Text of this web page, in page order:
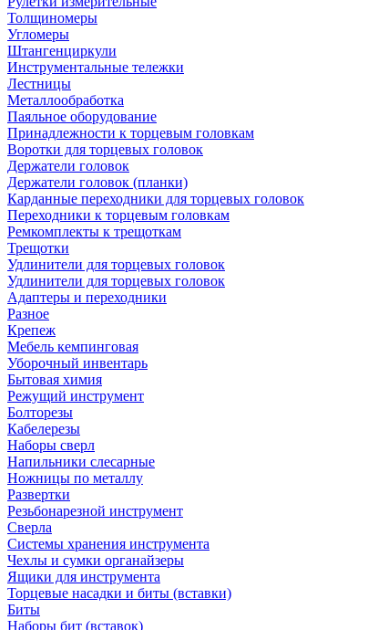
Толщиномеры
Угломеры
Штангенциркули
Инструментальные тележки
Лестницы
Металлообработка
Паяльное оборудование
Принадлежности к торцевым головкам
Воротки для торцевых головок
Держатели головок
Держатели головок (планки)
Карданные переходники для торцевых головок
Переходники к торцевым головкам
Ремкомплекты к трещоткам
Трещотки
Удлинители для торцевых головок
Удлинители для торцевых головок
Адаптеры и переходники
Разное
Крепеж
Мебель кемпинговая
Уборочный инвентарь
Бытовая химия
Режущий инструмент
Болторезы
Кабелерезы
Наборы сверл
Напильники слесарные
Ножницы по металлу
Развертки
Резьбонарезной инструмент
Сверла
Системы хранения инструмента
Чехлы и сумки органайзеры
Ящики для инструмента
Торцевые насадки и биты (вставки)
Биты
Наборы бит (вставок)